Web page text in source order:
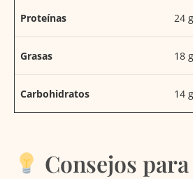
Proteínas 24 g
Grasas 18 g
Carbohidratos 14 g
Consejos